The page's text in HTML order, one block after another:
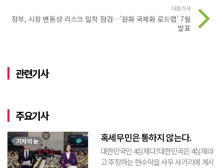
다음기사
정부, 시장 변동성 리스크 밀착 점검…'원화 국제화 로드맵' 7월
발표
관련기사
주요기사
기자의 눈 혹세무민은 통하지 않는다.
대한민국인 4심제다?대한민국은 4심제라
고 주장하는 현수막을 사우 사거리에 게시